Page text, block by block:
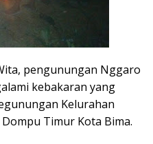
pengunungan Nggaro
kebakaran yang
Kelurahan
Timur Kota Bima.